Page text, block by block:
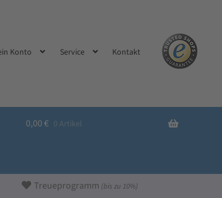
Konto Service Kontakt
0,00 € 0 Artikel
Treueprogramm (bis zu 10%)